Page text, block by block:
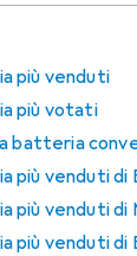
più venduti
più votati
batteria
più venduti di
più venduti di
venduti di